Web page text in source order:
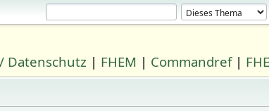
Datenschutz | FHEM | Commandref|